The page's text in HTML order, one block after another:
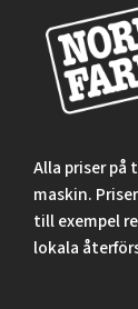
Alla priser
maskin.
till exempel
lokala